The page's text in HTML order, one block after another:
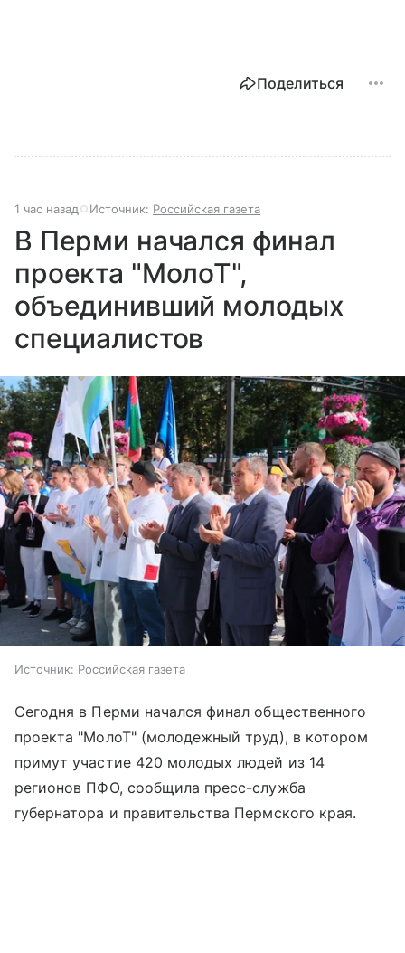
Поделиться
1 час назад Источник: Российская газета
В Перми начался финал
проекта "МолоТ",
объединивший молодых
специалистов
Источник: Российская газета
Сегодня в Перми начался финал общественного
проекта "МолоТ" (молодежный труд), в котором
примут участие 420 молодых людей из 14
регионов ПФО, сообщила пресс-служба
губернатора и правительства Пермского края.